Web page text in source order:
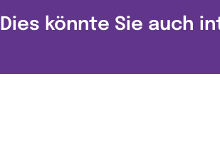
Dies könnte Sie auch